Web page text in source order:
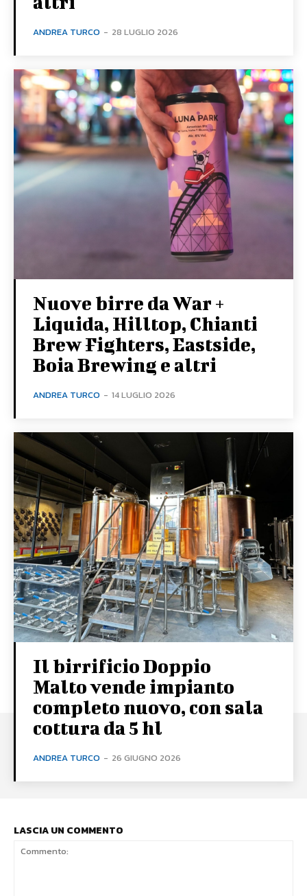
ANDREA TURCO - 28 LUGLIO 2026
Nuove birre da War +
Liquida, Hilltop, Chianti
Brew Fighters, Eastside,
Boia Brewing e altri
ANDREA TURCO - 14 LUGLIO 2026
Il birrificio Doppio
Malto vende impianto
completo nuovo, con sala
cottura da 5 hl
ANDREA TURCO - 26 GIUGNO 2026
LASCIA UN COMMENTO